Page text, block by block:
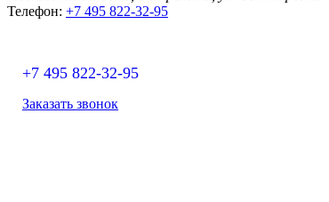
Телефон: +7 495 822-32-95
+7 495 822-32-95
Заказать звонок